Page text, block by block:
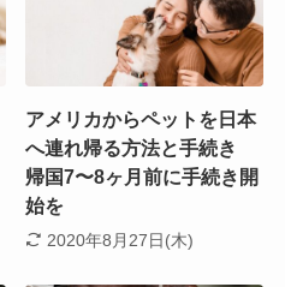
アメリカからペットを日本
へ連れ帰る方法と手続き
帰国7〜8ヶ月前に手続き開
始を
2020年8月27日(木)